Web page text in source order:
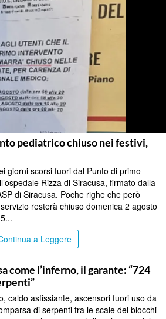
pediatrico chiuso nei festivi,
giorni scorsi fuori dal Punto di primo
Rizza di Siracusa, firmato dalla
di Siracusa. Poche righe che però
resterà chiuso domenica 2 agosto
a Leggere
come l’inferno, il garante: “724
caldo asfissiante, ascensori fuori uso da
di serpenti tra le scale dei blocchi